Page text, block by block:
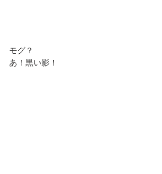
モグ？
あ！黒い影！